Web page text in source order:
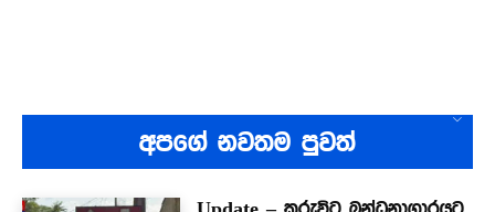
අපගේ නවතම පුවත්